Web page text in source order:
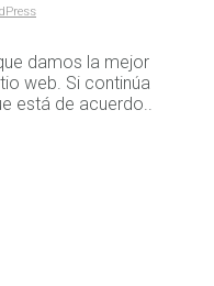
damos la mejor
web. Si continúa
está de acuerdo..